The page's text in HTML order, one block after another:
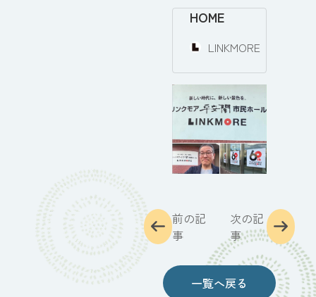
HOME
LINKMORE
前の記
事
一覧へ戻る
次の記
事